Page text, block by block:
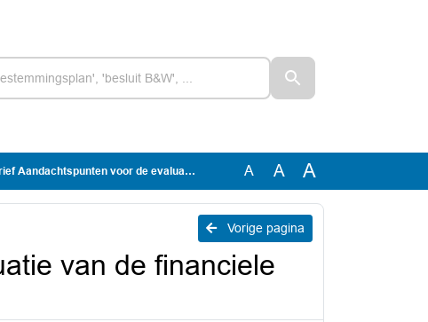
voor de evaluatie van de financiele verordening A A A
Vorige pagina
van de financiele